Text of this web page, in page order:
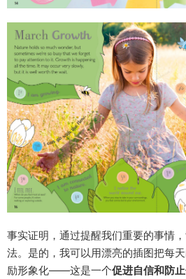
事实证明，通过提醒我们重要的事情
法。是的，我可以用漂亮的插图把每
励形象化——这是一个促进自信和防